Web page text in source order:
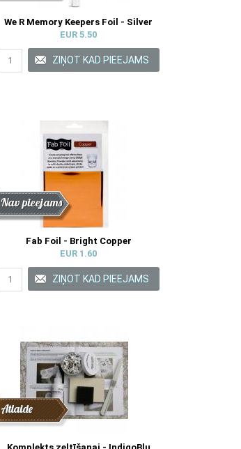
We R Memory Keepers Foil - Silver
EUR 5.50
Atlaide
Jaunums
Nav pieejams
Fab Foil - Bright Copper
EUR 1.60
Atlaide